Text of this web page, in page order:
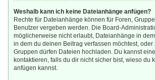
Weshalb kann ich keine Dateianhänge anfügen?
Rechte für Dateianhänge können für Foren,
Benutzer vergeben werden. Die Board-
möglicherweise nicht erlaubt, Dateianhänge in
in dem du deinen Beitrag verfassen möchtest, oder
Gruppen dürfen Dateien hochladen. Du kannst
kontaktieren, falls du dir nicht sicher bist, wieso du
anfügen kannst.